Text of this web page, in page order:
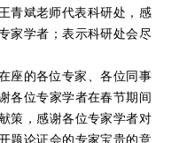
青斌老师代表科研处，感
家学者；表示科研处会尽
座的各位专家、各位同事
各位专家学者在春节期间
策，感谢各位专家学者对
题论证会的专家宝贵的意